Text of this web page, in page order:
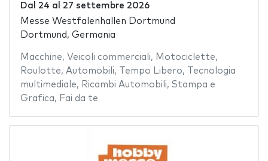
Dal 24 al 27 settembre 2026
Messe Westfalenhallen Dortmund
Dortmund, Germania
Macchine, Veicoli commerciali, Motociclette,
Roulotte, Automobili, Tempo Libero,
Tecnologia
multimediale, Ricambi Automobili, Stampa e
Grafica, Fai da te